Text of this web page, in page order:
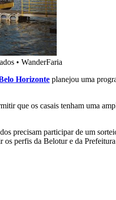
• WanderFaria
Horizonte planejou uma
que os casais tenham uma
precisam participar de um
os perfis da Belotur e da